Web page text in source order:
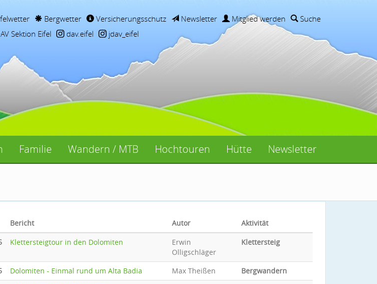
Bergwetter Versicherungsschutz Newsletter Mitglied werden
Suche
Sektion Eifel
dav.eifel jdav_eifel
Familie Wandern / MTB Hochtouren Hütte Newsletter
Bericht Autor
Aktivität
Klettersteigtour in den Dolomiten
Erwin
Olligschläger
Klettersteig
Dolomiten - Einmal rund um Alta Badia Max Theißen
Bergwandern